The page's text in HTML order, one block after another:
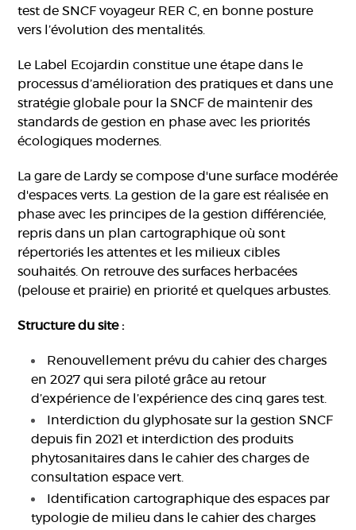
test de SNCF voyageur RER C, en bonne posture
vers l’évolution des mentalités.
Le Label Ecojardin constitue une étape dans le
processus d’amélioration des pratiques et dans une
stratégie globale pour la SNCF de maintenir des
standards de gestion en phase avec les priorités
écologiques modernes.
La gare de Lardy se compose d'une surface modérée
d'espaces verts. La gestion de la gare est réalisée en
phase avec les principes de la gestion différenciée,
repris dans un plan cartographique où sont
répertoriés les attentes et les milieux cibles
souhaités. On retrouve des surfaces herbacées
(pelouse et prairie) en priorité et quelques arbustes.
Structure du site :
Renouvellement prévu du cahier des charges
en 2027 qui sera piloté grâce au retour
d’expérience de l’expérience des cinq gares test.
Interdiction du glyphosate sur la gestion SNCF
depuis fin 2021 et interdiction des produits
phytosanitaires dans le cahier des charges de
consultation espace vert.
Identification cartographique des espaces par
typologie de milieu dans le cahier des charges